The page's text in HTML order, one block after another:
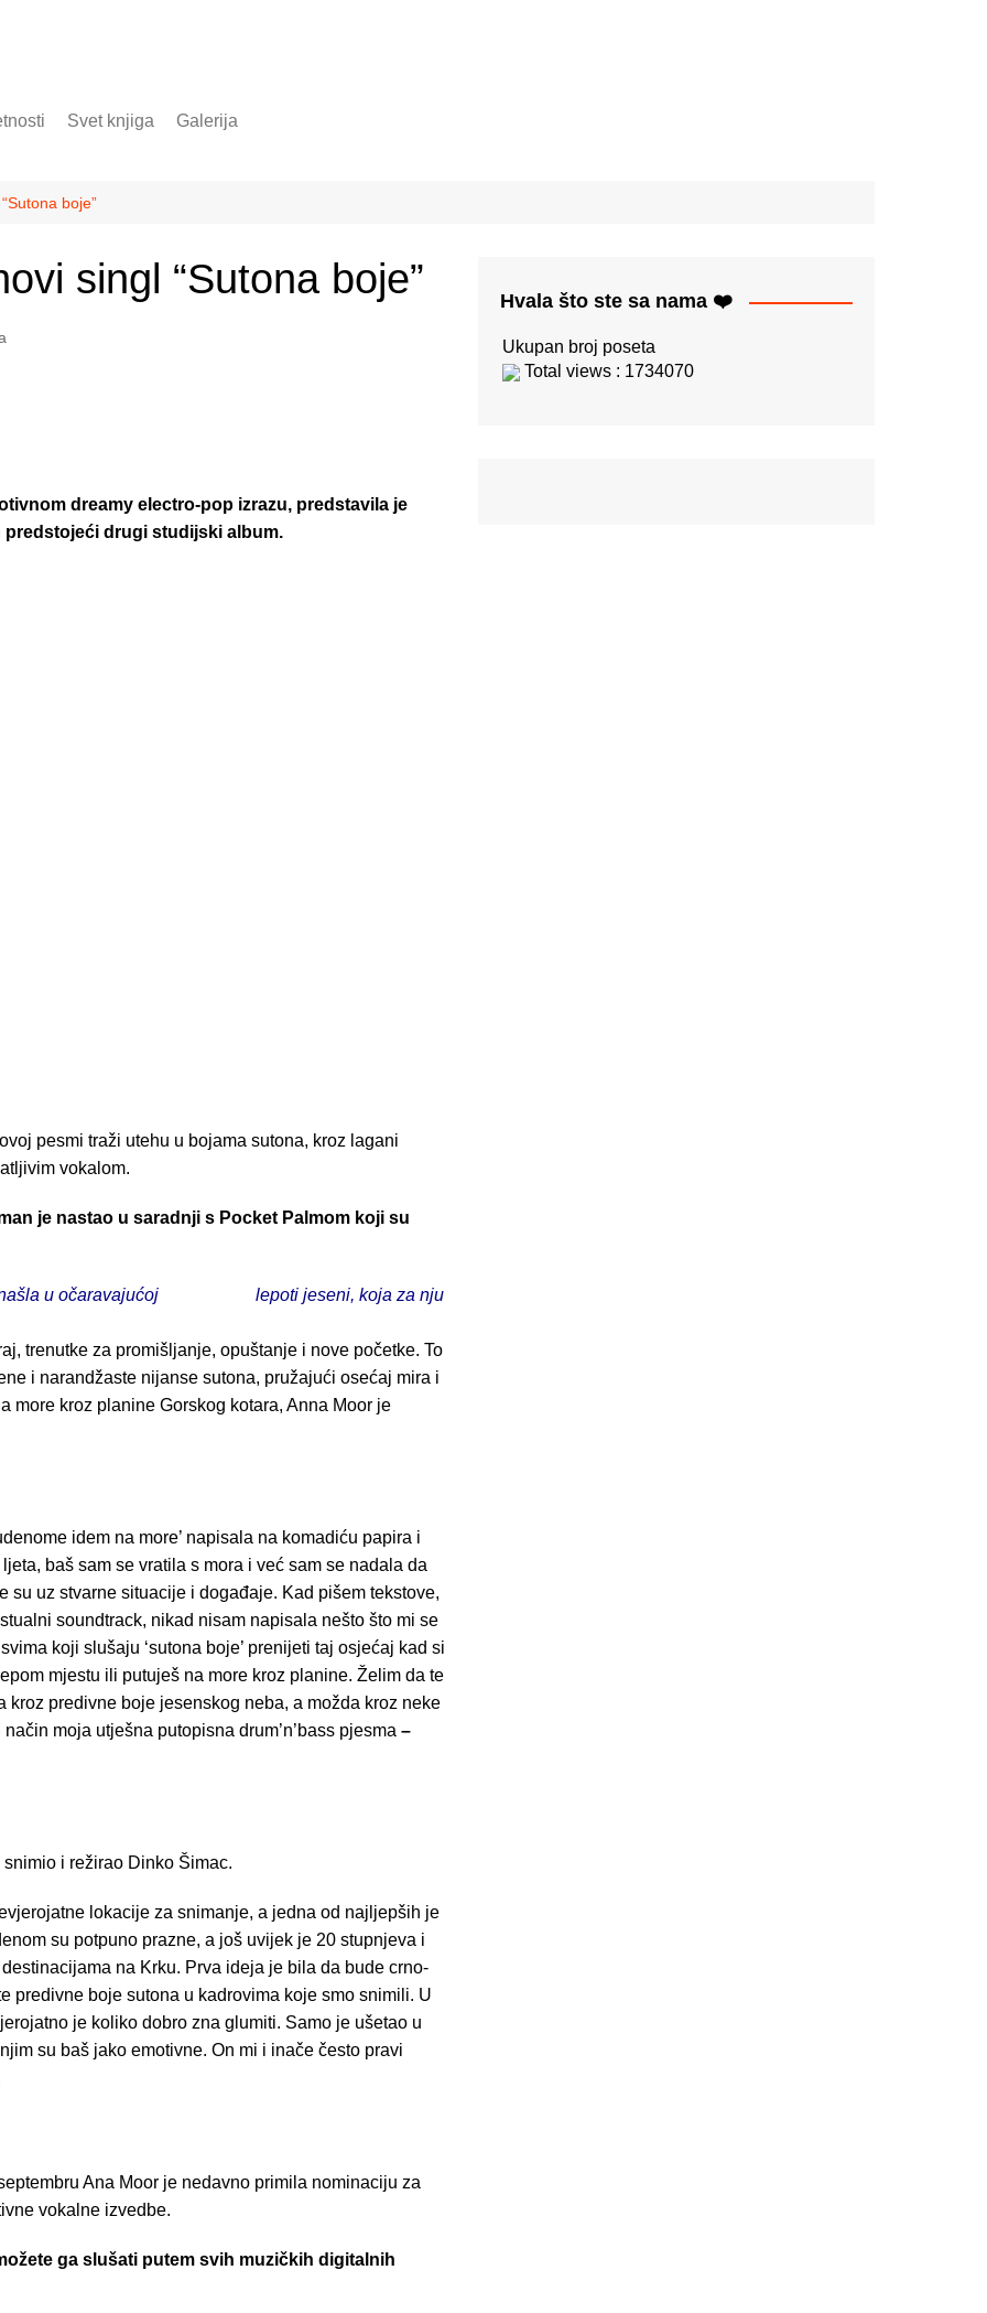
Svet knjiga Galerija
boje”
singl “Sutona boje”
dreamy electro-pop izrazu, predstavila je
drugi studijski album.
pesmi traži utehu u bojama sutona, kroz lagani
vokalom.
je nastao u saradnji s Pocket Palmom koji su
u očaravajućoj lepoti jeseni, koja za nju
trenutke za promišljanje, opuštanje i nove početke. To
i narandžaste nijanse sutona, pružajući osećaj mira i
more kroz planine Gorskog kotara, Anna Moor je
idem na more’ napisala na komadiću papira i
baš sam se vratila s mora i već sam se nadala da
su uz stvarne situacije i događaje. Kad pišem tekstove,
soundtrack, nikad nisam napisala nešto što mi se
koji slušaju ‘sutona boje’ prenijeti taj osjećaj kad si
mjestu ili putuješ na more kroz planine. Želim da te
predivne boje jesenskog neba, a možda kroz neke
moja utješna putopisna drum’n’bass pjesma –
i režirao Dinko Šimac.
lokacije za snimanje, a jedna od najljepših je
su potpuno prazne, a još uvijek je 20 stupnjeva i
na Krku. Prva ideja je bila da bude crno-
predivne boje sutona u kadrovima koje smo snimili. U
je koliko dobro zna glumiti. Samo je ušetao u
su baš jako emotivne. On mi i inače često pravi
Ana Moor je nedavno primila nominaciju za
vokalne izvedbe.
ga slušati putem svih muzičkih digitalnih
Hvala što ste sa nama ❤️
Ukupan broj poseta
Total views : 1734070